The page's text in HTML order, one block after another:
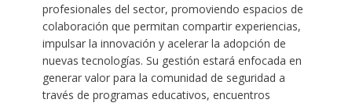
profesionales del sector, promoviendo espacios de
colaboración que permitan compartir experiencias,
impulsar la innovación y acelerar la adopción de
nuevas tecnologías. Su gestión estará enfocada en
generar valor para la comunidad de seguridad a
través de programas educativos, encuentros